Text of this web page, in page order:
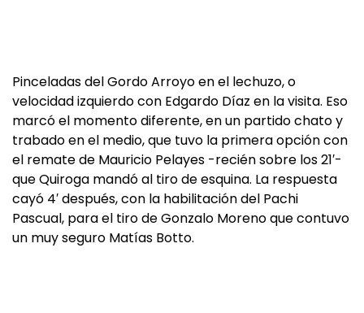
Pinceladas del Gordo Arroyo en el lechuzo, o
velocidad izquierdo con Edgardo Díaz en la visita. Eso
marcó el momento diferente, en un partido chato y
trabado en el medio, que tuvo la primera opción con
el remate de Mauricio Pelayes -recién sobre los 21′-
que Quiroga mandó al tiro de esquina. La respuesta
cayó 4′ después, con la habilitación del Pachi
Pascual, para el tiro de Gonzalo Moreno que contuvo
un muy seguro Matías Botto.